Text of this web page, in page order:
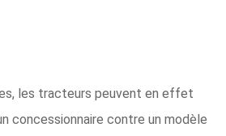
les tracteurs peuvent en effet
concessionnaire contre un modèle